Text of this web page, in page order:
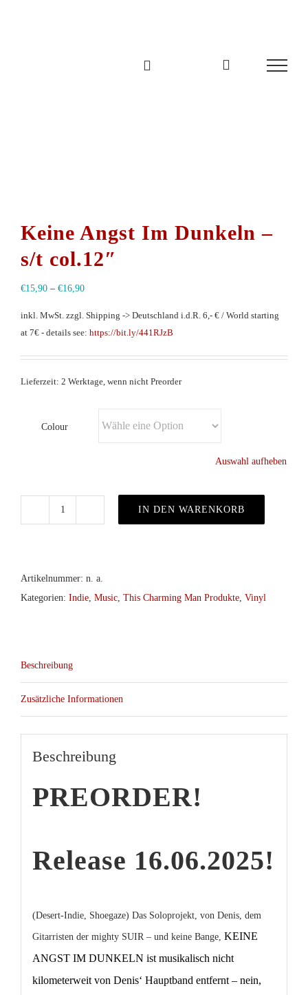
Keine Angst Im Dunkeln –
s/t col.12″
€15,90 – €16,90
inkl. MwSt. zzgl. Shipping -> Deutschland i.d.R. 6,- € / World starting
at 7€ - details see: https://bit.ly/441RJzB
Lieferzeit: 2 Werktage, wenn nicht Preorder
Colour
Auswahl aufheben
Dunkeln
–
IN DEN WARENKORB
Artikelnummer: n. a.
Kategorien: Indie Music This Charming Man Produkte Vinyl
Beschreibung
Zusätzliche Informationen
Beschreibung
PREORDER!
Release 16.06.2025!
(Desert-Indie, Shoegaze) Das Soloprojekt, von Denis, dem
Gitarristen der mighty SUIR – und keine Bange, KEINE
ANGST IM DUNKELN ist musikalisch nicht
kilometerweit von Denis‘ Hauptband entfernt – nein,